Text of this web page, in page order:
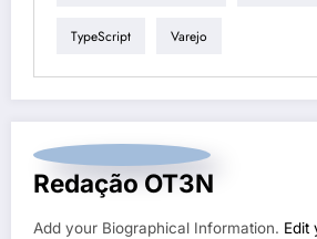
TypeScript Varejo
Redação OT3N
Add your Biographical Information. Edit